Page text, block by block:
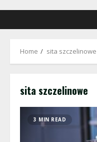
Home sita szczelinowe
sita szczelinowe
3 MIN READ